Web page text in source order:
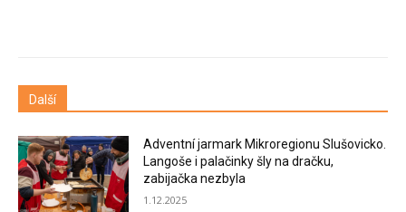
Další
Adventní jarmark Mikroregionu Slušovicko.
Langoše i palačinky šly na dračku,
zabijačka nezbyla
1.12.2025